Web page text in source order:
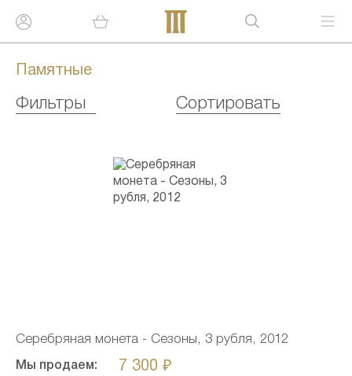
Памятные
Фильтры Сортировать
Серебряная монета - Сезоны, 3 рубля, 2012
Мы продаем: 7 300 ₽